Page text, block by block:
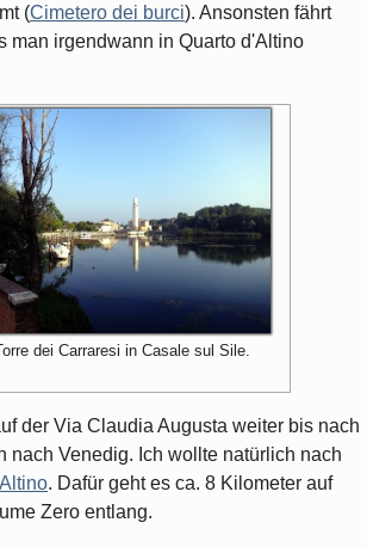
(Cimetero dei burci). Ansonsten fährt
man irgendwann in Quarto d'Altino
dei Carraresi in Casale sul Sile.
der Via Claudia Augusta weiter bis nach
nach Venedig. Ich wollte natürlich nach
. Dafür geht es ca. 8 Kilometer auf
Zero entlang.